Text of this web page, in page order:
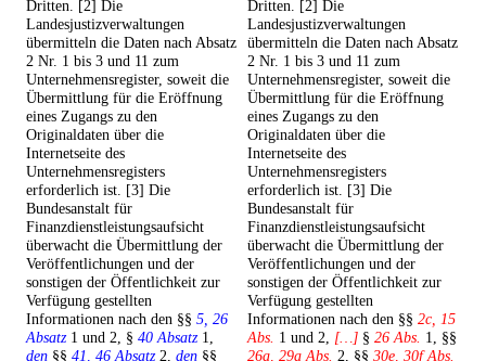
Dritten. [2] Die
Landesjustizverwaltungen
übermitteln die Daten nach Absatz
2 Nr. 1 bis 3 und 11 zum
Unternehmensregister, soweit die
Übermittlung für die Eröffnung
eines Zugangs zu den
Originaldaten über die
Internetseite des
Unternehmensregisters
erforderlich ist. [3] Die
Bundesanstalt für
Finanzdienstleistungsaufsicht
überwacht die Übermittlung der
Veröffentlichungen und der
sonstigen der Öffentlichkeit zur
Verfügung gestellten
Informationen nach den §§ 5, 26
Absatz1 und 2, § 40 Absatz1,
den §§ 41, 46 Absatz2, den §§
Dritten. [2] Die
Landesjustizverwaltungen
übermitteln die Daten nach Absatz
2 Nr. 1 bis 3 und 11 zum
Unternehmensregister, soweit die
Übermittlung für die Eröffnung
eines Zugangs zu den
Originaldaten über die
Internetseite des
Unternehmensregisters
erforderlich ist. [3] Die
Bundesanstalt für
Finanzdienstleistungsaufsicht
überwacht die Übermittlung der
Veröffentlichungen und der
sonstigen der Öffentlichkeit zur
Verfügung gestellten
Informationen nach den §§ 2c, 15
Abs. 1 und 2, […] § 26 Abs. 1, §§
26a, 29a Abs. 2, §§ 30e, 30f Abs.